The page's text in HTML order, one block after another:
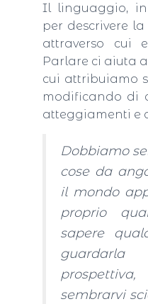
Il linguaggio,
per descrivere
attraverso cui
Parlare ci aiuta
cui attribuiamo
modificando di
atteggiamenti e
Dobbiamo
cose da
il mondo
proprio
sapere
sembrarvi